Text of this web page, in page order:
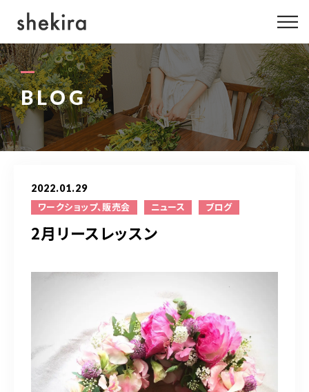
BLOG
2022.01.29
ワークショップ、販売会 ニュース ブログ
2月リースレッスン
ABOUT US
MENU
GALLERY
BLOG
INFO
080-4422-5248
※アトリエオープン日はBLOGでお知らせします
お問い合わせはこちら